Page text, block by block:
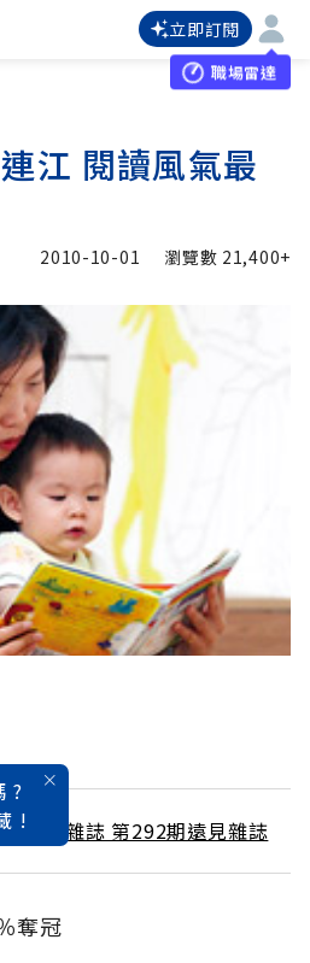
立即訂閱
職場雷達
江 閱讀風氣最
加入追蹤
2010-10-01 瀏覽數 21,400+
?
!月號雜誌 第292期遠見雜誌
奪冠